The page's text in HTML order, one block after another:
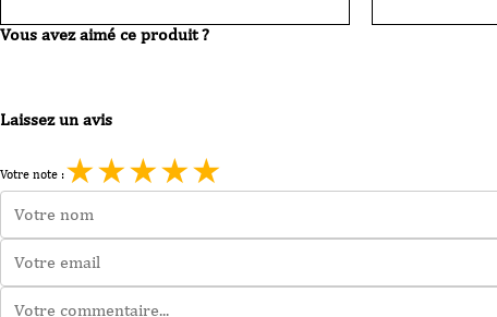
Vous avez aimé ce produit ?
Laissez un avis
Votre note :★★★★★